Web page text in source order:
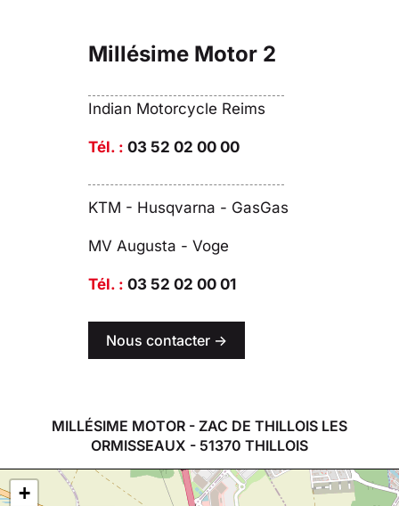
Millésime Motor 2
Indian Motorcycle Reims
Tél. : 03 52 02 00 00
KTM - Husqvarna - GasGas
MV Augusta - Voge
Tél. : 03 52 02 00 01
Nous contacter ->
MILLÉSIME MOTOR - ZAC DE THILLOIS LES
ORMISSEAUX - 51370 THILLOIS
+